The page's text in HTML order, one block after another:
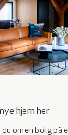
hjem her
du om en bolig på